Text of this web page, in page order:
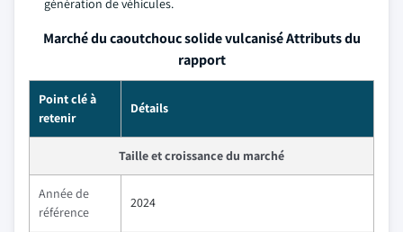
génération de véhicules.
Marché du caoutchouc solide vulcanisé Attributs du
rapport
Point clé à
retenir
Détails
Taille et croissance du marché
Année de
référence
2024